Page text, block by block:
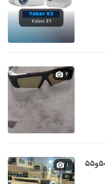
۲
تلوزیون هوشمند جی پلاس ۴۳ و ۵۰و۵۵
۱